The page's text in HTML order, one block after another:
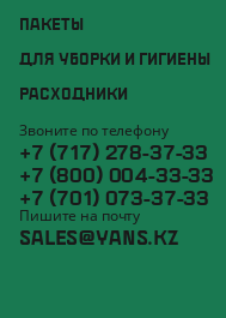
ПАКЕТЫ
ДЛЯ УБОРКИ И ГИГИЕНЫ
РАСХОДНИКИ
Звоните по телефону
+7 (717) 278-37-33
+7 (800) 004-33-33
+7 (701) 073-37-33
Пишите на почту
SALES@YANS.KZ